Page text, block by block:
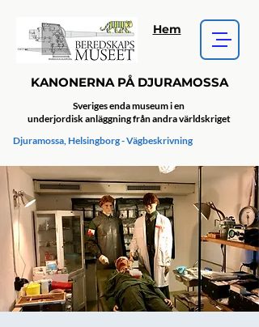
KANONERNA PÅ DJURAMOSSA
Djuramossa, Helsingborg - Vägbeskrivning
Sveriges enda museum i en
underjordisk anläggning från andra världskriget
Hem